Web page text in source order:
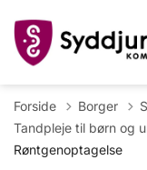
Forside Borger
Tandpleje til børn og
Røntgenoptagelse